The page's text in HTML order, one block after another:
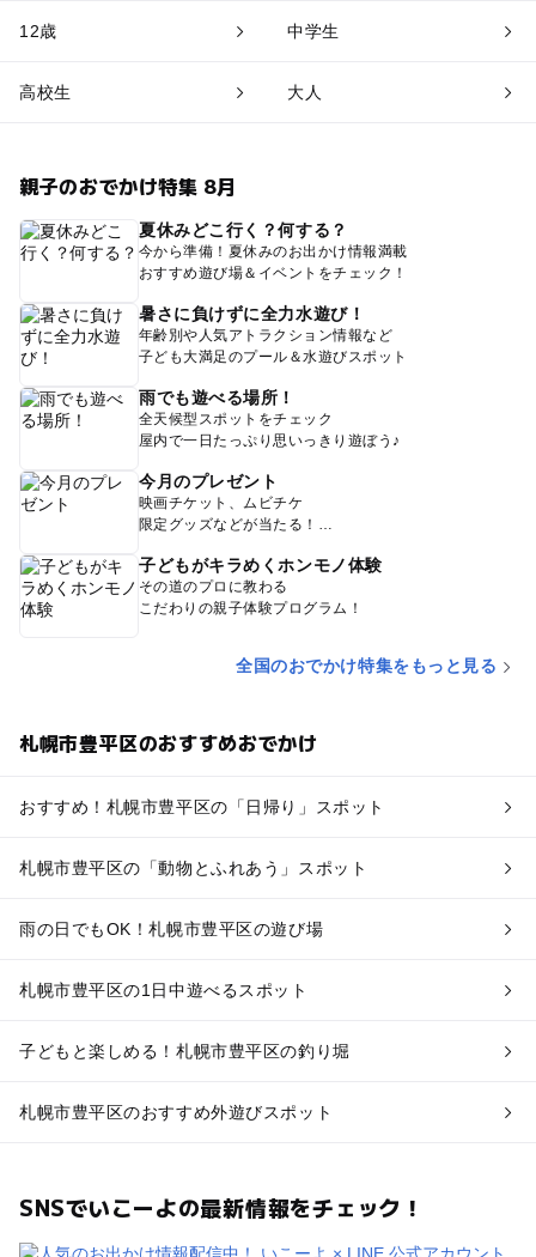
12歳 中学生
高校生 大人
親子のおでかけ特集 8月
夏休みどこ行く？何する？
今から準備！夏休みのお出かけ情報満載
おすすめ遊び場＆イベントをチェック！
暑さに負けずに全力水遊び！
年齢別や人気アトラクション情報など
子ども大満足のプール＆水遊びスポット
雨でも遊べる場所！
全天候型スポットをチェック
屋内で一日たっぷり思いっきり遊ぼう♪
今月のプレゼント
映画チケット、ムビチケ
限定グッズなどが当たる！
子どもがキラめくホンモノ体験
その道のプロに教わる
こだわりの親子体験プログラム！
全国のおでかけ特集をもっと見る
札幌市豊平区のおすすめおでかけ
おすすめ！札幌市豊平区の「日帰り」スポット
札幌市豊平区の「動物とふれあう」スポット
雨の日でもOK！札幌市豊平区の遊び場
札幌市豊平区の1日中遊べるスポット
子どもと楽しめる！札幌市豊平区の釣り堀
札幌市豊平区のおすすめ外遊びスポット
SNSでいこーよの最新情報をチェック！